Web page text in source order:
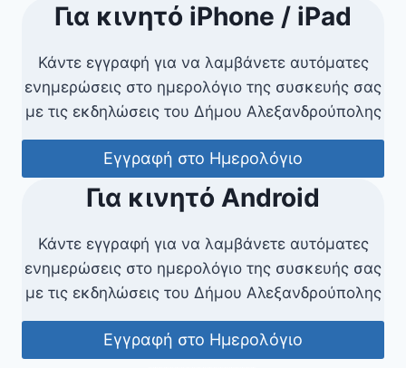
Για κινητό iPhone / iPad
Κάντε εγγραφή για να λαμβάνετε αυτόματες
ενημερώσεις στο ημερολόγιο της συσκευής σας
με τις εκδηλώσεις του Δήμου Αλεξανδρούπολης
Εγγραφή στο Ημερολόγιο
Για κινητό Android
Κάντε εγγραφή για να λαμβάνετε αυτόματες
ενημερώσεις στο ημερολόγιο της συσκευής σας
με τις εκδηλώσεις του Δήμου Αλεξανδρούπολης
Εγγραφή στο Ημερολόγιο